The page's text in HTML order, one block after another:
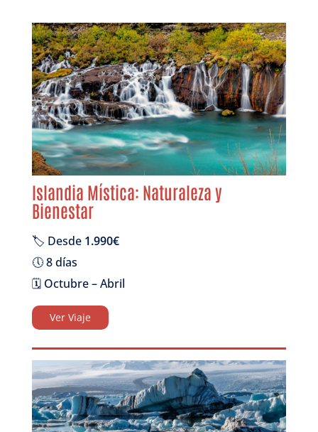
Islandia Mística: Naturaleza y
Bienestar
🏷️ Desde 1.990€
🕔 8 días
🗓️ Octubre – Abril
Ver Viaje